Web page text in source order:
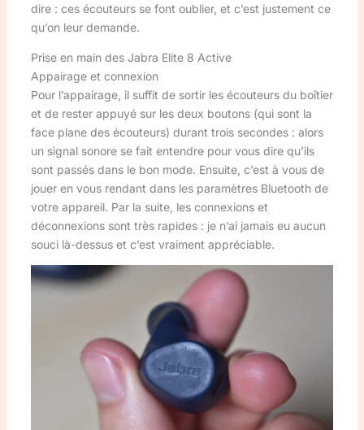
dire : ces écouteurs se font oublier, et c’est justement ce
qu’on leur demande.
Prise en main des Jabra Elite 8 Active
Appairage et connexion
Pour l’appairage, il suffit de sortir les écouteurs du boîtier
et de rester appuyé sur les deux boutons (qui sont la
face plane des écouteurs) durant trois secondes : alors
un signal sonore se fait entendre pour vous dire qu’ils
sont passés dans le bon mode. Ensuite, c’est à vous de
jouer en vous rendant dans les paramètres Bluetooth de
votre appareil. Par la suite, les connexions et
déconnexions sont très rapides : je n’ai jamais eu aucun
souci là-dessus et c’est vraiment appréciable.